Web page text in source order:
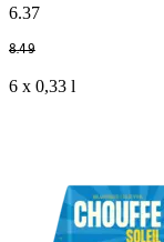
6.37
8.49
6 x 0,33 l